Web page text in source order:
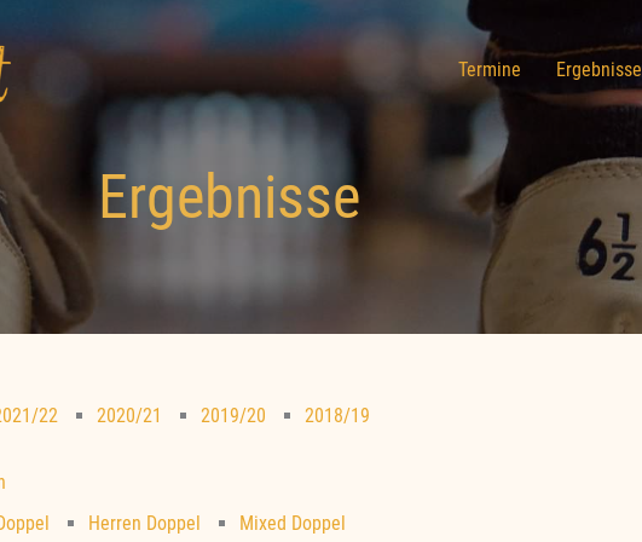
Termine Ergebnisse
Ergebnisse
22 2020/21 2019/20 2018/19
Herren Doppel Mixed Doppel